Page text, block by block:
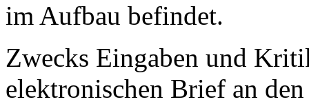
im Aufbau befindet.
Zwecks Eingaben und
elektronischen Brief an